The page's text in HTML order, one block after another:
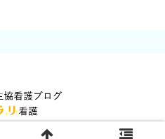
護ブログ キラリ看護.